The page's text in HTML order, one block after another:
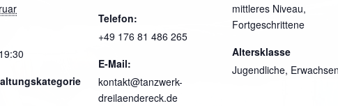
Telefon:
+49 176 81 486 265
E-Mail:
kontakt@tanzwerk-
dreilaendereck.de
mittleres Niveau,
Fortgeschrittene
Altersklasse
Jugendliche,